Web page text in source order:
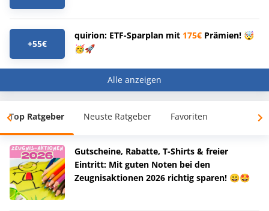
+55€
quirion: ETF-Sparplan mit 175€ Prämien! 🤯
🥳🚀
Alle anzeigen
Top Ratgeber Neuste Ratgeber Favoriten
Gutscheine, Rabatte, T-Shirts & freier
Eintritt: Mit guten Noten bei den
Zeugnisaktionen 2026 richtig sparen! 😀🤩